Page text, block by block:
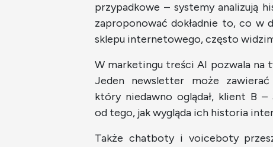
przypadkowe – systemy analizują
zaproponować dokładnie to, co w
sklepu internetowego, często
W marketingu treści AI pozwala na
Jeden newsletter może
który niedawno oglądał, klient B –
od tego, jak wygląda ich historia
Także chatboty i voiceboty